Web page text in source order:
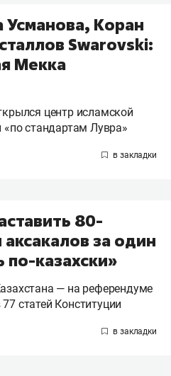
Коран
Swarovski:
Мекка
центр исламской
«по стандартам Лувра»
80-
за один
по-казахски»
— на референдуме
статей Конституции